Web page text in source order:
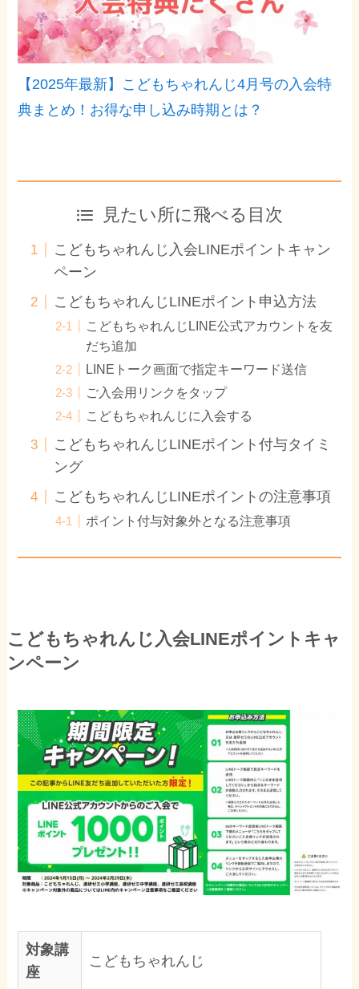
【2025年最新】こどもちゃれんじ4月号の入会特
典まとめ！お得な申し込み時期とは？
見たい所に飛べる目次
こどもちゃれんじ入会LINEポイントキャン
ペーン
こどもちゃれんじLINEポイント申込方法
こどもちゃれんじLINE公式アカウントを友
だち追加
LINEトーク画面で指定キーワード送信
ご入会用リンクをタップ
こどもちゃれんじに入会する
こどもちゃれんじLINEポイント付与タイミ
ング
こどもちゃれんじLINEポイントの注意事項
ポイント付与対象外となる注意事項
こどもちゃれんじ入会LINEポイントキャ
ンペーン
対象講
座
こどもちゃれんじ